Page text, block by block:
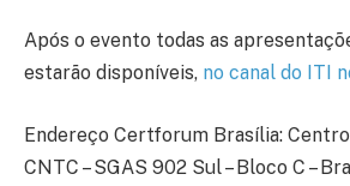
Após o evento todas as
estarão disponíveis, no canal do ITI
Endereço Certforum Brasília:
CNTC – SGAS 902 Sul – Bloco C –